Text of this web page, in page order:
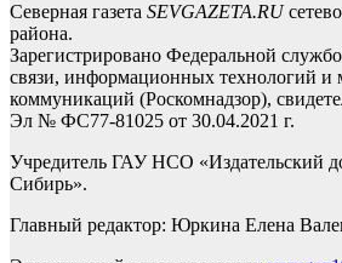
Северная газета SEVGAZETA.RU
района.
Зарегистрировано Федеральной
связи, информационных технологий и
коммуникаций (Роскомнадзор),
Эл № ФС77-81025 от 30.04.2021 г.
Учредитель ГАУ НСО «Издательский
Сибирь».
Главный редактор: Юркина Елена